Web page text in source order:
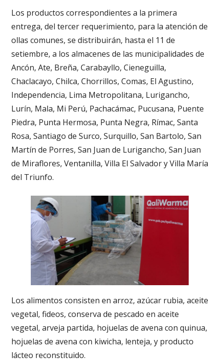
Los productos correspondientes a la primera
entrega, del tercer requerimiento, para la atención de
ollas comunes, se distribuirán, hasta el 11 de
setiembre, a los almacenes de las municipalidades de
Ancón, Ate, Breña, Carabayllo, Cieneguilla,
Chaclacayo, Chilca, Chorrillos, Comas, El Agustino,
Independencia, Lima Metropolitana, Lurigancho,
Lurín, Mala, Mi Perú, Pachacámac, Pucusana, Puente
Piedra, Punta Hermosa, Punta Negra, Rímac, Santa
Rosa, Santiago de Surco, Surquillo, San Bartolo, San
Martín de Porres, San Juan de Lurigancho, San Juan
de Miraflores, Ventanilla, Villa El Salvador y Villa María
del Triunfo.
Los alimentos consisten en arroz, azúcar rubia, aceite
vegetal, fideos, conserva de pescado en aceite
vegetal, arveja partida, hojuelas de avena con quinua,
hojuelas de avena con kiwicha, lenteja, y producto
lácteo reconstituido.